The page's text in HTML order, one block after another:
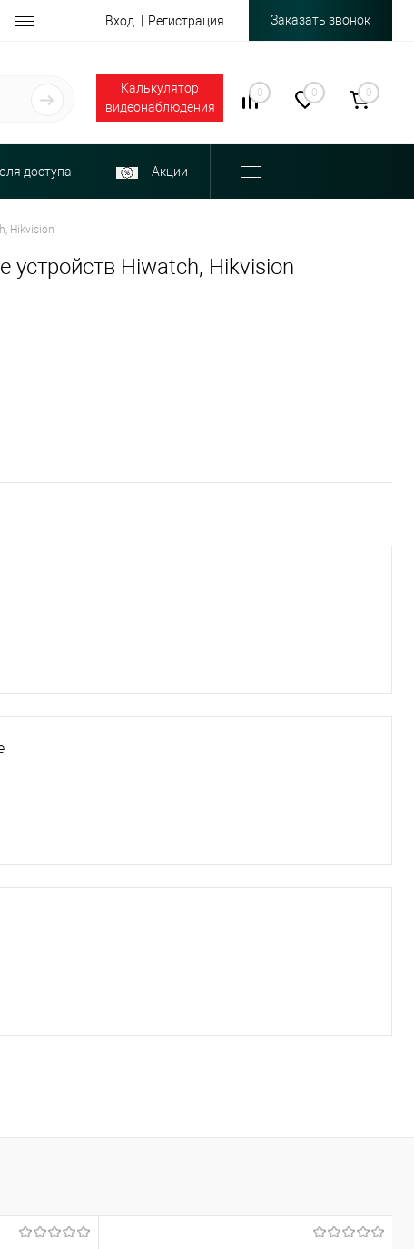
Вход Регистрация Заказать звонок
Калькулятор
видеонаблюдения
0 0 0
доступа Акции
Hikvision
Hiwatch, Hikvision